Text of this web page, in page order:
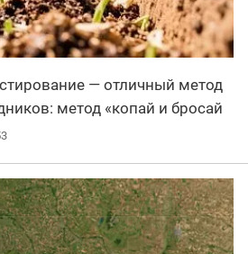
— отличный метод
метод «копай и бросай